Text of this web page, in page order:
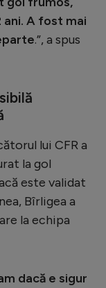
ani. A fost mai
.”, a spus
lui CFR a
la gol
este validat
Bîrligea a
la echipa
dacă e sigur